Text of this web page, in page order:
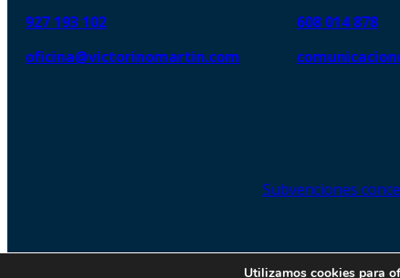
927 193 102
oficina@victorinomartin.com
608 014 878
Subvenciones
© 2026 Copyright © |
Utilizamos cookies para